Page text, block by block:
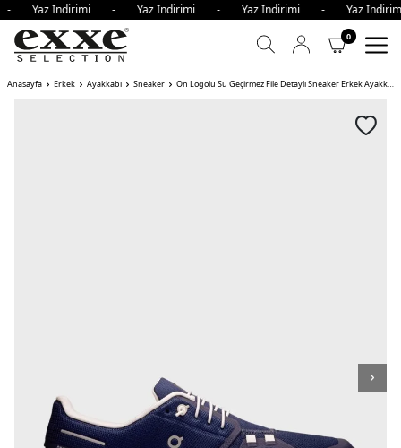
- Yaz İndirimi - Yaz İndirimi - Yaz İndirimi - Yaz
0
Anasayfa Erkek Ayakkabı Sneaker On Logolu Su Geçirmez File Detaylı Sneaker Erkek Ayakkabı